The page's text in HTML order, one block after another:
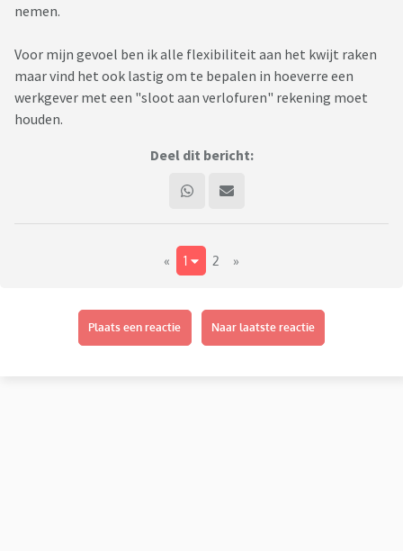
nemen.
Voor mijn gevoel ben ik alle flexibiliteit aan het kwijt raken
maar vind het ook lastig om te bepalen in hoeverre een
werkgever met een "sloot aan verlofuren" rekening moet
houden.
Deel dit bericht:
« 1 2 »
Plaats een reactie Naar laatste reactie